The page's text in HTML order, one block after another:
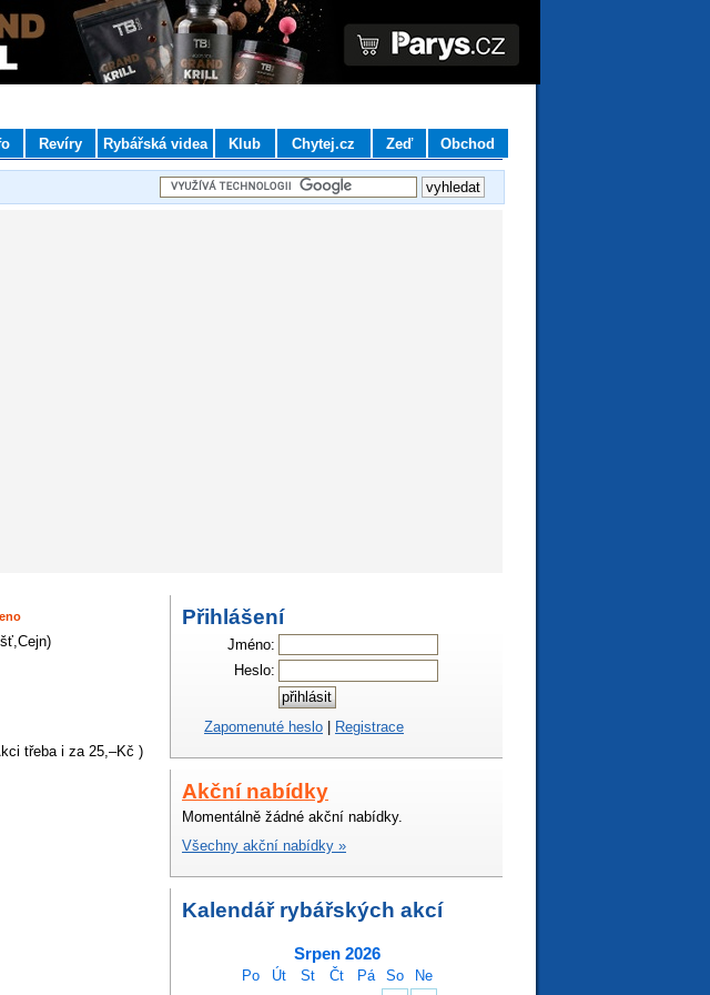
Revíry Rybářská videa Klub Chytej.cz Zeď Obchod
třeba i za 25,–Kč )
Přihlášení
Jméno:
Heslo:
Zapomenuté heslo | Registrace
Akční nabídky
Momentálně žádné akční nabídky.
Všechny akční nabídky »
Kalendář rybářských akcí
Srpen 2026
Po Út St Čt Pá So
Ne